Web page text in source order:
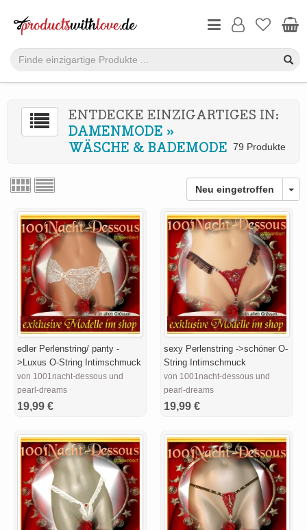
ENTDECKE EINZIGARTIGES IN:
DAMENMODE »
WÄSCHE & BADEMODE 79 Produkte
Neu eingetroffen
edler Perlenstring/ panty -
>Luxus O-String Intimschmuck
von 1001nacht-dessous und
pearl-dreams
19,99 €
sexy Perlenstring ->schöner O-
String Intimschmuck
von 1001nacht-dessous und
pearl-dreams
19,99 €